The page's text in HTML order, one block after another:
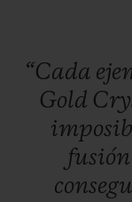
un
automática
marcha de
caimán de
permite lucir
“Cada
Gold
fusión